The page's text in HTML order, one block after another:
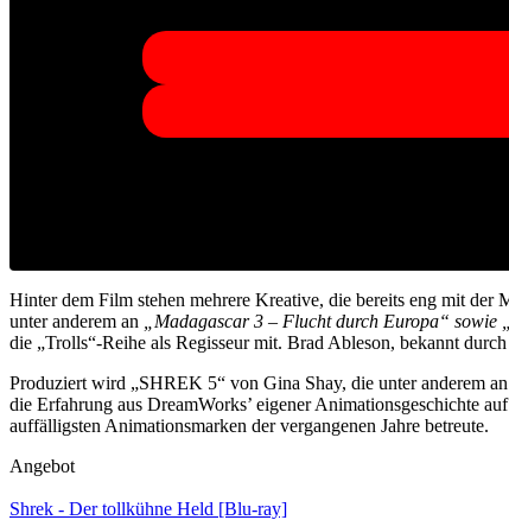
Hinter dem Film stehen mehrere Kreative, die bereits eng mit der
unter anderem an
„Madagascar 3 – Flucht durch Europa“ sowie
die „Trolls“-Reihe als Regisseur mit. Brad Ableson, bekannt
Produziert wird „SHREK 5“ von Gina Shay, die unter anderem
die Erfahrung aus DreamWorks’ eigener Animationsgeschichte
auffälligsten Animationsmarken der vergangenen Jahre betreute.
Angebot
Shrek - Der tollkühne Held [Blu-ray]